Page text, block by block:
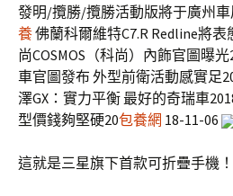
發明/攬勝/攬勝活動版將于廣州車
養佛蘭科爾維特C7.R Redline將
尚COSMOS（科尚）內飾官圖曝
車官圖發布 外型前衛活動感實足
澤GX：實力平衡 最好的奇瑞車
型價錢夠堅硬20包養網 18-11-06
這就是三星旗下首款可折疊手機！